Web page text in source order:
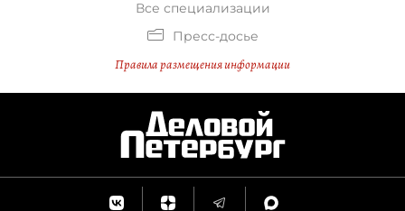
Все специализации
Пресс-досье
Правила размещения информации